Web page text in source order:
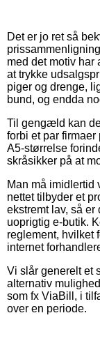
Det er jo ret så
med det motiv har
at trykke
piger og drenge,
bund, og endda
Til gengæld kan
forbi et par
A5-størrelse
skråsikker på at
Man må imidlertid
nettet tilbyder et
ekstremt lav, så
uoprigtig e-butik.
reglement, hvilket
internet
Vi slår generelt et
alternativ
som fx ViaBill, i
over en periode.